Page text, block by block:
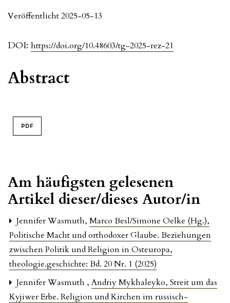
DOI: https://doi.org/10.48603/tg-2025-rez-21
Veröffentlicht 2025-05-13
Abstract
PDF
Am häufigsten gelesenen
Artikel dieser/dieses Autor/in
Jennifer Wasmuth, Marco Besl/Simone Oelke (Hg.),
Politische Macht und orthodoxer Glaube. Beziehungen
zwischen Politik und Religion in Osteuropa,
theologie.geschichte: Bd. 20 Nr. 1 (2025)
Jennifer Wasmuth ,Andriy Mykhaleyko, Streit um das
Kyjiwer Erbe. Religion und Kirchen im russisch-